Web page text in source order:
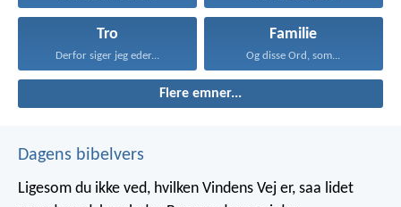
Tro
Derfor siger jeg eder...
Familie
Og disse Ord, som...
Flere emner...
Dagens bibelvers
Ligesom du ikke ved, hvilken Vindens Vej er, saa lidet